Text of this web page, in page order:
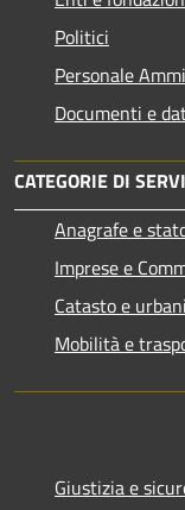
Politici
Personale
Documenti e
CATEGORIE DI
Anagrafe e
Imprese e
Catasto e
Mobilità e
Giustizia e